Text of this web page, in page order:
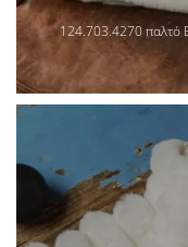
124.703.4270 παλτό